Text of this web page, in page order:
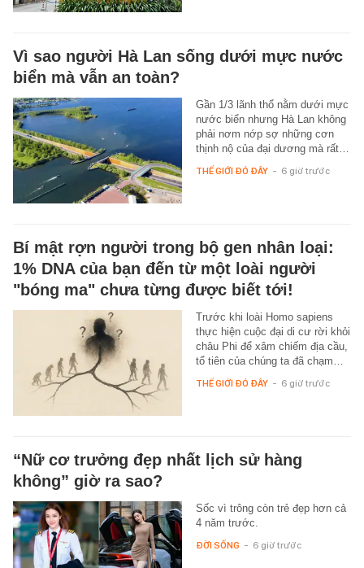
Vì sao người Hà Lan sống dưới mực nước
biển mà vẫn an toàn?
Gần 1/3 lãnh thổ nằm dưới mực
nước biển nhưng Hà Lan không
phải nơm nớp sợ những cơn
thịnh nộ của đại dương mà rất…
THẾ GIỚI ĐÓ ĐÂY - 6 giờ trước
Bí mật rợn người trong bộ gen nhân loại:
1% DNA của bạn đến từ một loài người
"bóng ma" chưa từng được biết tới!
Trước khi loài Homo sapiens
thực hiện cuộc đại di cư rời khỏi
châu Phi để xâm chiếm địa cầu,
tổ tiên của chúng ta đã chạm…
THẾ GIỚI ĐÓ ĐÂY - 6 giờ trước
“Nữ cơ trưởng đẹp nhất lịch sử hàng
không” giờ ra sao?
Sốc vì trông còn trẻ đẹp hơn cả
4 năm trước.
ĐỜI SỐNG - 6 giờ trước